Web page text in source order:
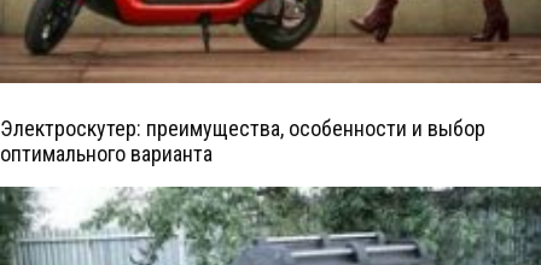
Электроскутер: преимущества, особенности и выбор
оптимального варианта